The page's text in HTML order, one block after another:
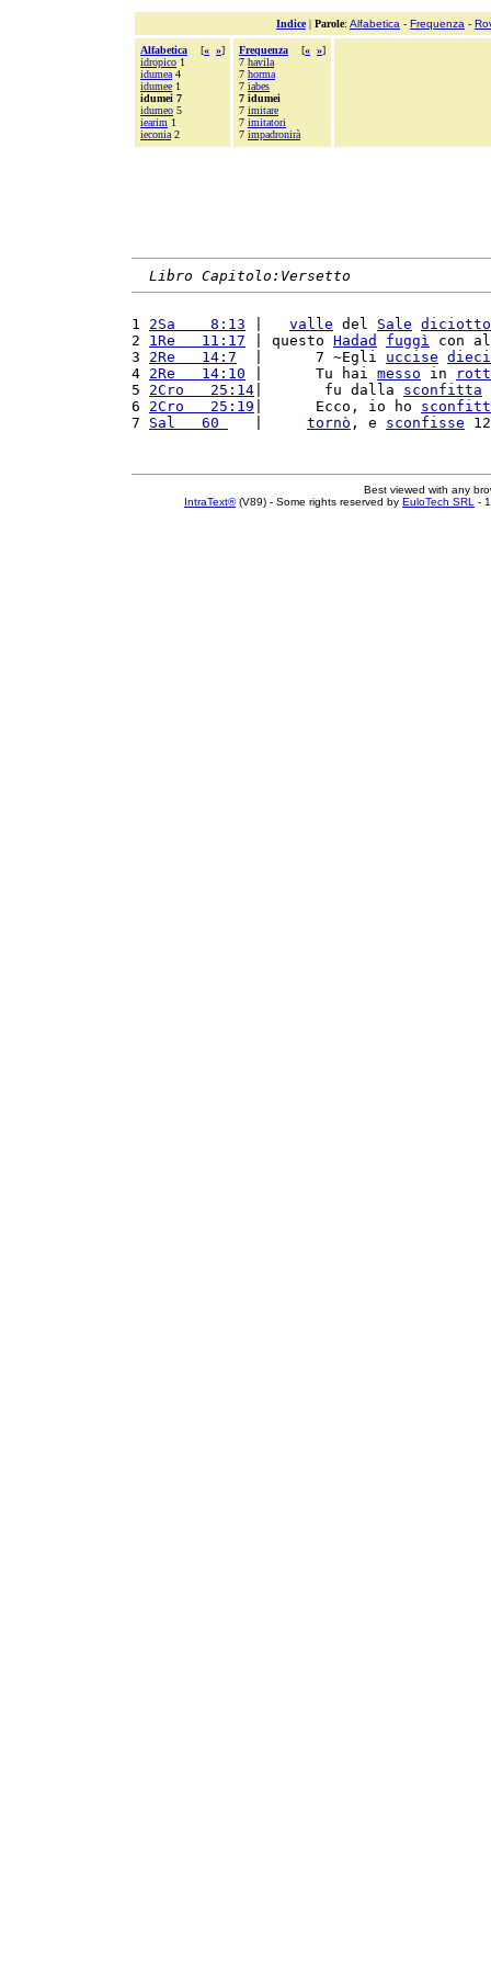
Indice| Parole: Alfabetica - Frequenza -
Alfabetica [« »]
idropico 1
idumea 4
idumee 1
idumei 7
idumeo 5
iearim 1
ieconia 2
Frequenza [« »]
7 havila
7 horma
7 iabes
7 idumei
7 imitare
7 imitatori
7 impadronirà
Libro Capitolo:Versetto
1 2Sa    8:13 valle del Sale
2 1Re   11:17 | questo Hadad fuggì con
3 2Re   14:7
  |      7 ~Egli
uccise
4 2Re   14:10 |      Tu hai messo in
5 2Cro   25:14 |       fu dalla sconfitta
6 2Cro   25:19 |      Ecco, io ho
7 Sal   60 tornò , e sconfisse
Best viewed with any
IntraText®(V89) - Some rights reserved by EuloTech SRL -